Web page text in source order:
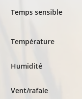
Temps sensible
Température
Humidité
Vent/rafale